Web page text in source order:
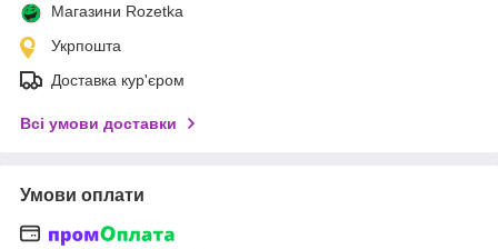
Магазини Rozetka
Укрпошта
Доставка кур'єром
Всі умови доставки
Умови оплати